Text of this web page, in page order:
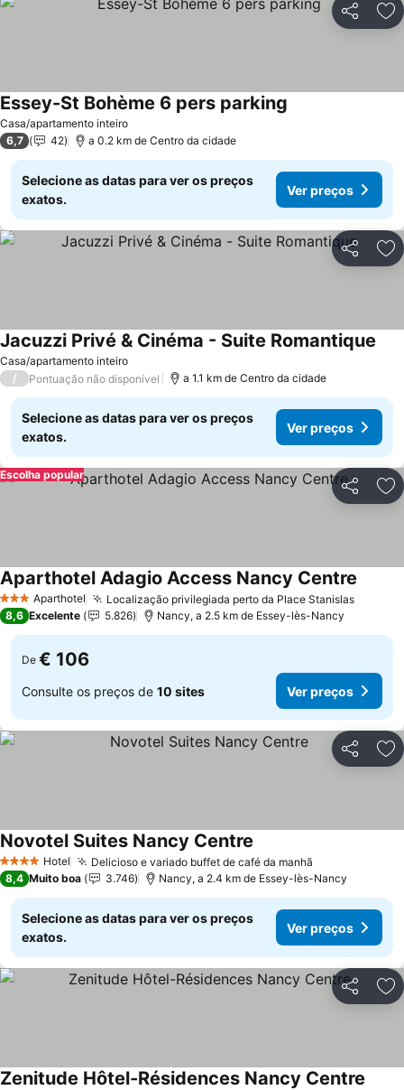
Partilhar
Casa/apartamento inteiro
Essey-St Bohème 6 pers parking
6,7 42 a 0.2 km de Centro da cidade
Selecione as datas para ver os preços
exatos.
Ver preços
Partilhar
Casa/apartamento inteiro
Jacuzzi Privé & Cinéma - Suite Romantique
/ Pontuação não disponível a 1.1 km de Centro da cidade
Selecione as datas para ver os preços
exatos.
Ver preços
Partilhar
Escolha popular
3 EstrelasAparthotel Localização privilegiada perto da Place StanislasVer
Aparthotel Adagio Access Nancy Centre
8,6 Excelente 5.826 Nancy, a 2.5 km de Essey-lès-Nancy
De € 106
Consulte os preços de 10 sites Ver preços
Partilhar
4 EstrelasHotel Delicioso e variado buffet de café da manhã
Novotel Suites Nancy Centre
8,4 Muito boa 3.746 Nancy, a 2.4 km de Essey-lès-Nancy
Selecione as datas para ver os preços
exatos.
Ver preços
Partilhar
Zenitude Hôtel-Résidences Nancy Centre